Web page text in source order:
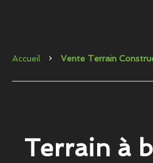
Accueil Vente Terrain
Terrain à